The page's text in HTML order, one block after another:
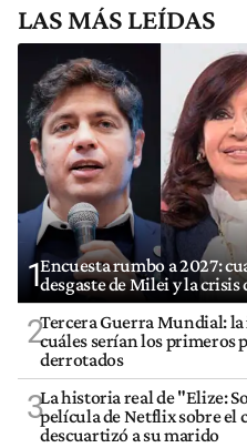
LAS MÁS LEÍDAS
1Encuesta rumbo a 2027:
desgaste de Milei y la
2Tercera Guerra Mundial:
cuáles serían los primeros
derrotados
3La historia real de "Elize:
película de Netflix sobre el
descuartizó a su marido